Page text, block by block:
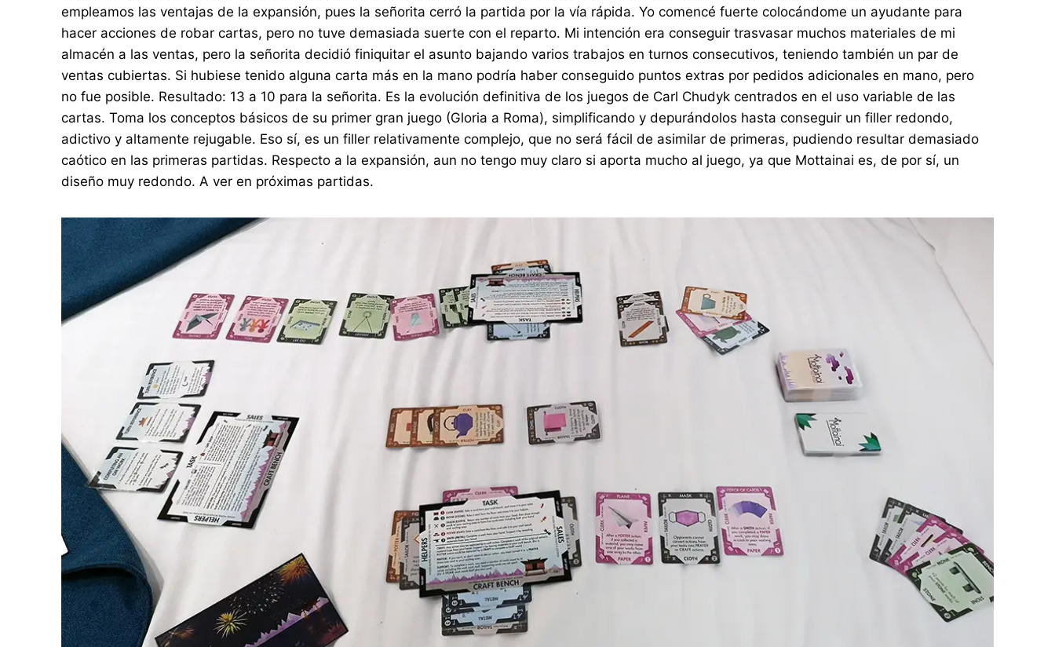
empleamos las ventajas de la expansión, pues la señorita cerró la partida por la vía rápida. Yo comencé fuerte colocándome un ayudante para
hacer acciones de robar cartas, pero no tuve demasiada suerte con el reparto. Mi intención era conseguir trasvasar muchos materiales de mi
almacén a las ventas, pero la señorita decidió finiquitar el asunto bajando varios trabajos en turnos consecutivos, teniendo también un par de
ventas cubiertas. Si hubiese tenido alguna carta más en la mano podría haber conseguido puntos extras por pedidos adicionales en mano, pero
no fue posible. Resultado: 13 a 10 para la señorita. Es la evolución definitiva de los juegos de Carl Chudyk centrados en el uso variable de las
cartas. Toma los conceptos básicos de su primer gran juego (Gloria a Roma), simplificando y depurándolos hasta conseguir un filler redondo,
adictivo y altamente rejugable. Eso sí, es un filler relativamente complejo, que no será fácil de asimilar de primeras, pudiendo resultar demasiado
caótico en las primeras partidas. Respecto a la expansión, aun no tengo muy claro si aporta mucho al juego, ya que Mottainai es, de por sí, un
diseño muy redondo. A ver en próximas partidas.